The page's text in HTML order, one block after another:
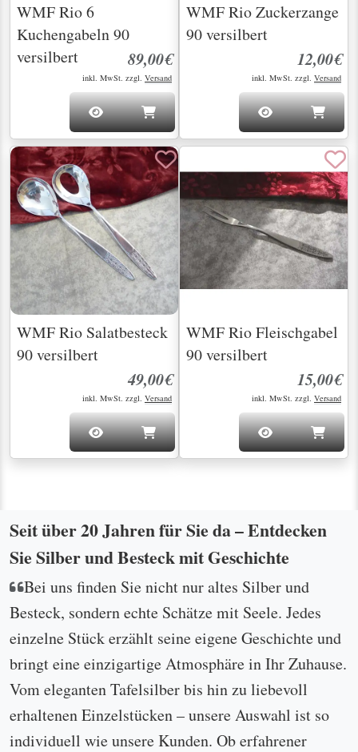
WMF Rio 6
Kuchengabeln 90
versilbert
89,00€
inkl. MwSt. zzgl. Versand
WMF Rio Zuckerzange
90 versilbert
12,00€
inkl. MwSt. zzgl. Versand
WMF Rio Salatbesteck
90 versilbert
49,00€
inkl. MwSt. zzgl. Versand
WMF Rio Fleischgabel
90 versilbert
15,00€
inkl. MwSt. zzgl. Versand
Seit über 20 Jahren für Sie da – Entdecken
Sie Silber und Besteck mit Geschichte
Bei uns finden Sie nicht nur altes Silber und
Besteck, sondern echte Schätze mit Seele. Jedes
einzelne Stück erzählt seine eigene Geschichte und
bringt eine einzigartige Atmosphäre in Ihr Zuhause.
Vom eleganten Tafelsilber bis hin zu liebevoll
erhaltenen Einzelstücken – unsere Auswahl ist so
individuell wie unsere Kunden. Ob erfahrener